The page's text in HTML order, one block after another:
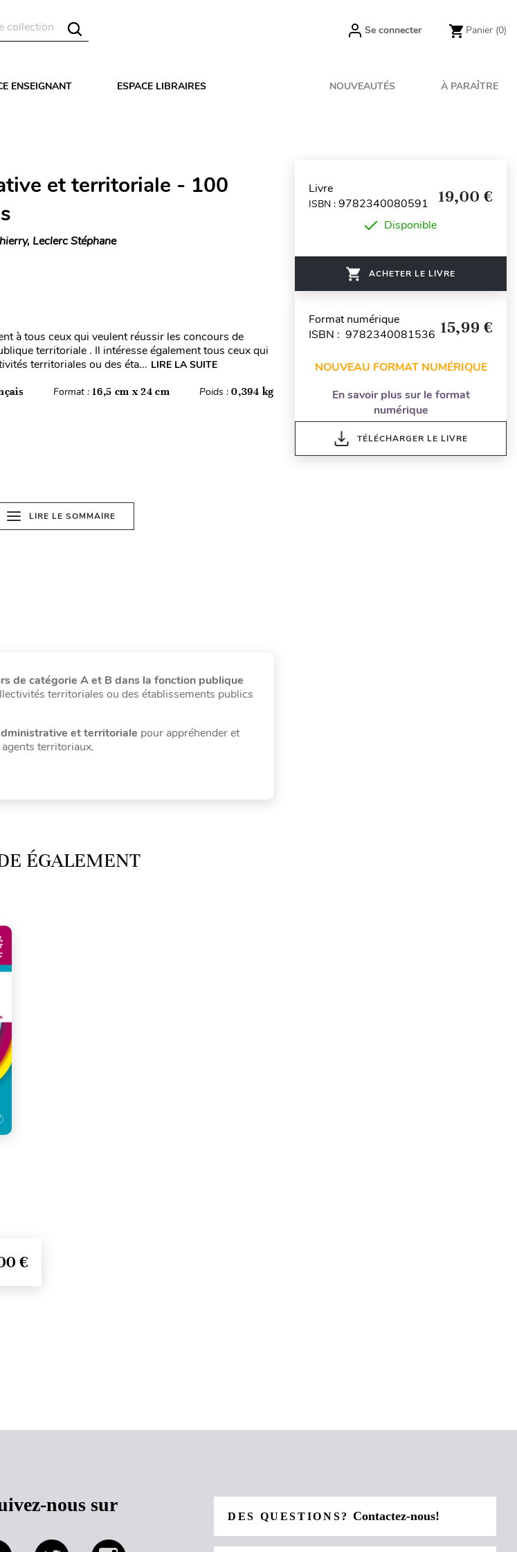
Se connecter Panier (0)
ENSEIGNANT ESPACE LIBRAIRES NOUVEAUTÉS À PARAÎTRE
et territoriale - 100
Leclerc Stéphane
à tous ceux qui veulent réussir les concours de
territoriale . Il intéresse également tous ceux qui
territoriales ou des éta... LIRE LA SUITE
Format :16,5 cm x 24 cm Poids :0,394 kg
LIRE LE SOMMAIRE
de catégorie A et B dans la fonction publique
territoriales ou des établissements publics
et territoriale pour appréhender et
territoriaux.
ÉGALEMENT
€
Livre
ISBN : 9782340080591 19,00 €
Disponible
ACHETER LE LIVRE
Format numérique
ISBN : 9782340081536 15,99 €
NOUVEAU FORMAT NUMÉRIQUE
En savoir plus sur le format
numérique
TÉLÉCHARGER LE LIVRE
nous sur
DES QUESTIONS?Contactez-nous!